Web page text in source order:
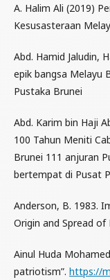
A. Halim Ali (2019)
Kesusasteraan
Abd. Hamid Jaludin,
epik bangsa Melayu
Pustaka Brunei
Abd. Karim bin Haji
100 Tahun Meniti
Brunei 111 anjuran
bertempat di Pusat
Anderson, B. 1983.
Origin and Spread
Ainul Huda
patriotism”. https://